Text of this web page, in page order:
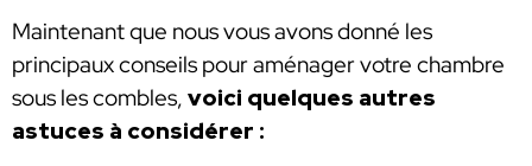
Maintenant que nous vous avons donné les
principaux conseils pour aménager votre chambre
sous les combles, voici quelques autres
astuces à considérer :